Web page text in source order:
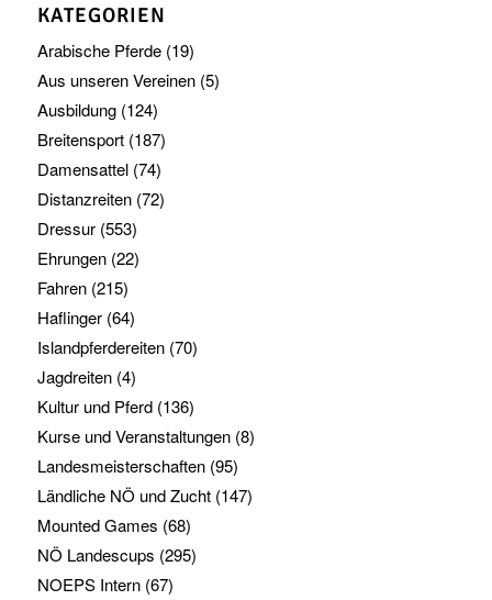
KATEGORIEN
Arabische Pferde(19)
Aus unseren Vereinen(5)
Ausbildung(124)
Breitensport(187)
Damensattel(74)
Distanzreiten(72)
Dressur(553)
Ehrungen(22)
Fahren(215)
Haflinger(64)
Islandpferdereiten(70)
Jagdreiten(4)
Kultur und Pferd(136)
Kurse und Veranstaltungen(8)
Landesmeisterschaften(95)
Ländliche NÖ und Zucht(147)
Mounted Games (68)
NÖ Landescups (295)
NOEPS Intern(67)